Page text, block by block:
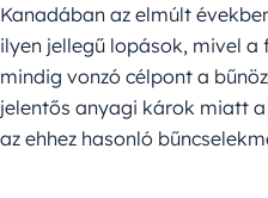
Kanadában az elmúlt
ilyen jellegű lopások, mivel
mindig vonzó célpont a
jelentős anyagi károk miatt
az ehhez hasonló